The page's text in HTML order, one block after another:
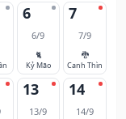
6
6/9
🐈
Kỷ Mão
7
7/9
🐉
Canh Thìn
13
13/9
14
14/9